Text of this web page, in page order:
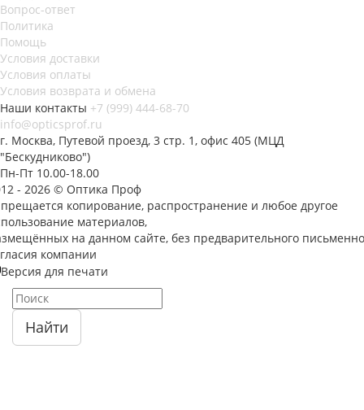
Вопрос-ответ
Политика
Помощь
Условия доставки
Условия оплаты
Условия возврата и обмена
Наши контакты +7 (999) 444-68-70
info@opticsprof.ru
г. Москва, Путевой проезд, 3 стр. 1, офис 405 (МЦД
"Бескудниково")
Пн-Пт 10.00-18.00
- 2026 © Оптика Проф
копирование, распространение и любое другое
материалов,
на данном сайте, без предварительного
компании
Версия для печати
Найти